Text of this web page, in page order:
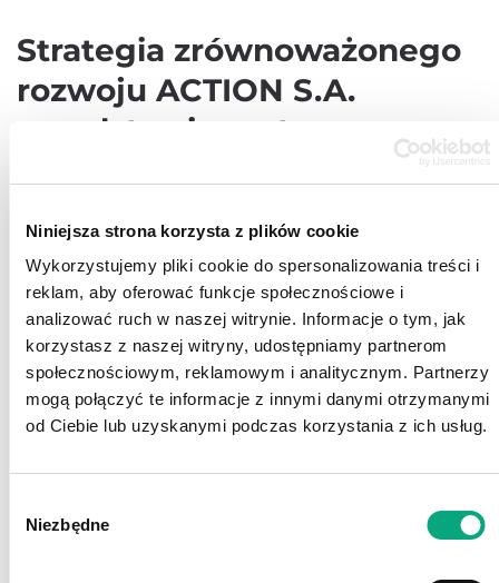
Niniejsza strona korzysta z plików cookie
Wykorzystujemy pliki cookie do spersonalizowania treści i
reklam, aby oferować funkcje społecznościowe i
analizować ruch w naszej witrynie. Informacje o tym, jak
korzystasz z naszej witryny, udostępniamy partnerom
społecznościowym, reklamowym i analitycznym. Partnerzy
mogą połączyć te informacje z innymi danymi otrzymanymi
od Ciebie lub uzyskanymi podczas korzystania z ich usług.
zgody
Niezbędne
Strategia zrównoważonego
rozwoju ACTION S.A.
przedstawia zestaw
inicjatyw, które pozwalają
Utrzymywać zgodność z nadchodzącymi regulacjami
środowiskowymi i społecznymi, wprowadzanymi na
poziomie Unii Europejskiej i krajowym.
Promować praktyki zrównoważone w całym łańcuchu
wartości.
Identyfikować możliwości poprawy efektywności
się na pięciu filarach, które grupują zobowiązania